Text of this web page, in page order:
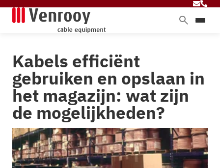
Producten
Diensten
Branches
Over ons
Blog
Contact
Kabels efficiënt
gebruiken en opslaan in
het magazijn: wat zijn
de mogelijkheden?